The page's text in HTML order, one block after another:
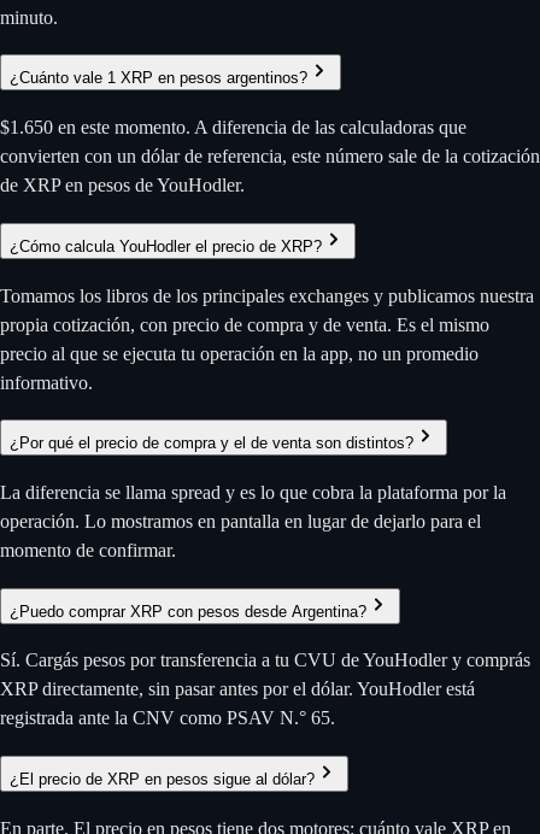
minuto.
¿Cuánto vale 1 XRP en pesos argentinos?
$1.650 en este momento. A diferencia de las calculadoras que
convierten con un dólar de referencia, este número sale de la cotización
de XRP en pesos de YouHodler.
¿Cómo calcula YouHodler el precio de XRP?
Tomamos los libros de los principales exchanges y publicamos nuestra
propia cotización, con precio de compra y de venta. Es el mismo
precio al que se ejecuta tu operación en la app, no un promedio
informativo.
¿Por qué el precio de compra y el de venta son distintos?
La diferencia se llama spread y es lo que cobra la plataforma por la
operación. Lo mostramos en pantalla en lugar de dejarlo para el
momento de confirmar.
¿Puedo comprar XRP con pesos desde Argentina?
Sí. Cargás pesos por transferencia a tu CVU de YouHodler y comprás
XRP directamente, sin pasar antes por el dólar. YouHodler está
registrada ante la CNV como PSAV N.° 65.
¿El precio de XRP en pesos sigue al dólar?
En parte. El precio en pesos tiene dos motores: cuánto vale XRP en